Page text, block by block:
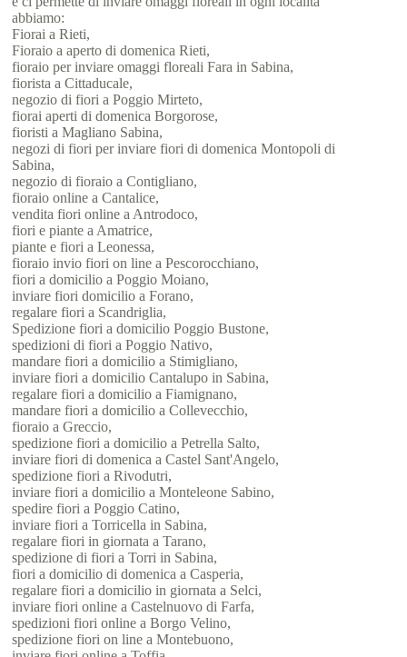
abbiamo:
Fiorai a Rieti,
Fioraio a aperto di domenica Rieti,
fioraio per inviare omaggi floreali Fara in Sabina,
fiorista a Cittaducale,
negozio di fiori a Poggio Mirteto,
fiorai aperti di domenica Borgorose,
fioristi a Magliano Sabina,
negozi di fiori per inviare fiori di domenica Montopoli di
Sabina,
negozio di fioraio a Contigliano,
fioraio online a Cantalice,
vendita fiori online a Antrodoco,
fiori e piante a Amatrice,
piante e fiori a Leonessa,
fioraio invio fiori on line a Pescorocchiano,
fiori a domicilio a Poggio Moiano,
inviare fiori domicilio a Forano,
regalare fiori a Scandriglia,
Spedizione fiori a domicilio Poggio Bustone,
spedizioni di fiori a Poggio Nativo,
mandare fiori a domicilio a Stimigliano,
inviare fiori a domicilio Cantalupo in Sabina,
regalare fiori a domicilio a Fiamignano,
mandare fiori a domicilio a Collevecchio,
fioraio a Greccio,
spedizione fiori a domicilio a Petrella Salto,
inviare fiori di domenica a Castel Sant'Angelo,
spedizione fiori a Rivodutri,
inviare fiori a domicilio a Monteleone Sabino,
spedire fiori a Poggio Catino,
inviare fiori a Torricella in Sabina,
regalare fiori in giornata a Tarano,
spedizione di fiori a Torri in Sabina,
fiori a domicilio di domenica a Casperia,
regalare fiori a domicilio in giornata a Selci,
inviare fiori online a Castelnuovo di Farfa,
spedizioni fiori online a Borgo Velino,
spedizione fiori on line a Montebuono,